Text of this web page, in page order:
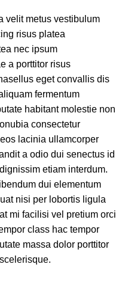
velit metus vestibulum
risus platea
nec ipsum
a porttitor risus
eget convallis dis
fermentum
habitant molestie non
consectetur
lacinia ullamcorper
a odio dui senectus id
etiam interdum.
dui elementum
nisi per lobortis ligula
mi facilisi vel pretium orci
class hac tempor
massa dolor porttitor